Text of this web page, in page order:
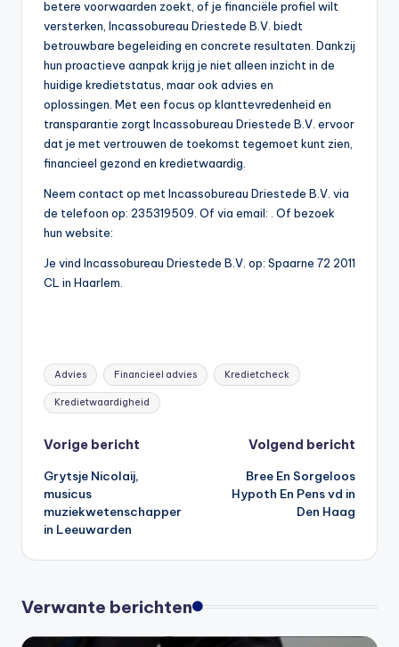
betere voorwaarden zoekt, of je financiële profiel wilt
versterken, Incassobureau Driestede B.V. biedt
betrouwbare begeleiding en concrete resultaten. Dankzij
hun proactieve aanpak krijg je niet alleen inzicht in de
huidige kredietstatus, maar ook advies en
oplossingen. Met een focus op klanttevredenheid en
transparantie zorgt Incassobureau Driestede B.V. ervoor
dat je met vertrouwen de toekomst tegemoet kunt zien,
financieel gezond en kredietwaardig.
Neem contact op met Incassobureau Driestede B.V. via
de telefoon op: 235319509. Of via email:
. Of bezoek
hun website:
Je vind Incassobureau Driestede B.V. op: Spaarne 72 2011
CL in Haarlem.
Tags:
Advies Financieel advies Kredietcheck
Kredietwaardigheid
Bericht
navigatie
Vorige bericht
Grytsje Nicolaij,
musicus
muziekwetenschapper
in Leeuwarden
Volgend bericht
Bree En Sorgeloos
Hypoth En Pens vd in
Den Haag
Verwante berichten